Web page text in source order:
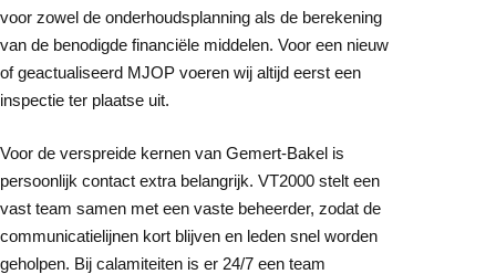
voor zowel de onderhoudsplanning als de berekening
van de benodigde financiële middelen. Voor een nieuw
of geactualiseerd MJOP voeren wij altijd eerst een
inspectie ter plaatse uit.
Voor de verspreide kernen van Gemert-Bakel is
persoonlijk contact extra belangrijk. VT2000 stelt een
vast team samen met een vaste beheerder, zodat de
communicatielijnen kort blijven en leden snel worden
geholpen. Bij calamiteiten is er 24/7 een team